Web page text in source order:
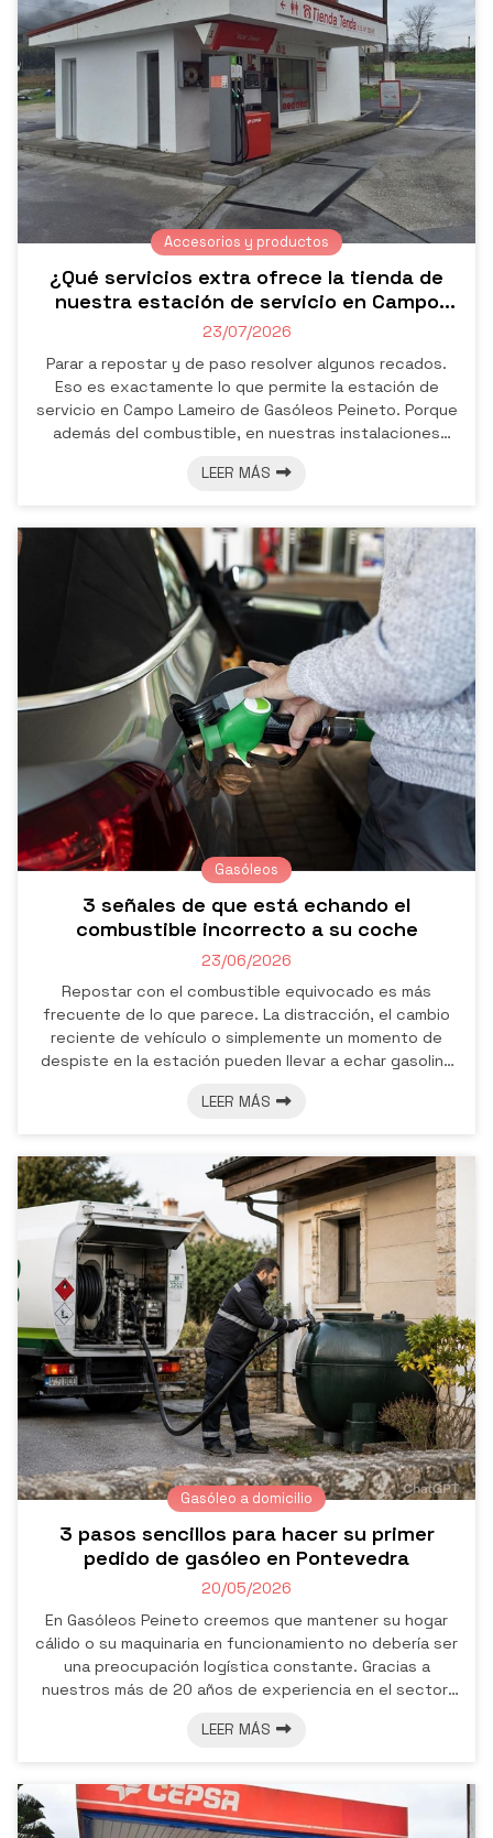
¿Qué servicios extra ofrece la tienda de
nuestra estación de servicio en Campo
Lameiro?
23/07/2026
Accesorios y productos
Parar a repostar y de paso resolver algunos recados.
Eso es exactamente lo que permite la estación de
servicio en Campo Lameiro de Gasóleos Peineto. Porque
además del combustible, en nuestras instalaciones
adicionales pensados para que su visita sea mucho más
si vive en la zona. Tienda de alimentación para llevar lo
esencial En nuestra estación de servicio en Pontevedra
encontrará produ...
LEER MÁS
3 señales de que está echando el
combustible incorrecto a su coche
23/06/2026
Gasóleos
Repostar con el combustible equivocado es más
frecuente de lo que parece. La distracción, el cambio
reciente de vehículo o simplemente un momento de
despiste en la estación pueden llevar a echar gasolina
error en sí, sino lo que ocurre después en caso de no
algunos detalles más sobre este asunto?
Desde Gasóleos Peineto, su estación de servicio en
Pontevedra, le explicamos de manera más exact...
LEER MÁS
3 pasos sencillos para hacer su primer
pedido de gasóleo en Pontevedra
20/05/2026
Gasóleo a domicilio
En Gasóleos Peineto creemos que mantener su hogar
cálido o su maquinaria en funcionamiento no debería ser
una preocupación logística constante. Gracias a
nuestros más de 20 años de experiencia en el sector,
domicilio en Pontevedra para que sea, ante todo, una
primera vez que confía en nosotros, queremos guiarle a
través de nuestra metodología de trabajo, un proceso
diseñado para ahorrarle tiemp...
LEER MÁS